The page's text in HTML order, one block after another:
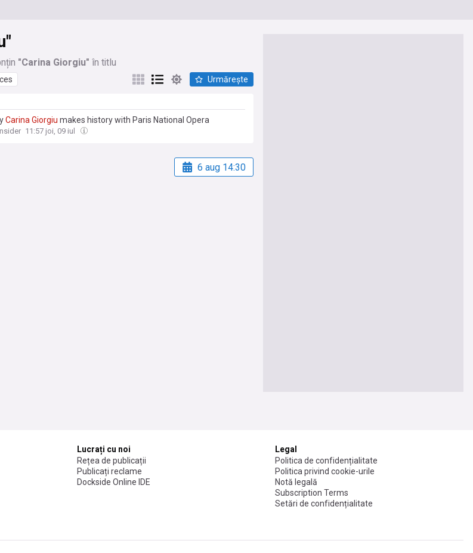
"Carina Giorgiu" în titlu
Urmărește
Carina Giorgiu makes history with Paris National Opera
11:57 joi, 09 iul
6 aug 14:30
Lucrați cu noi
Rețea de publicații
Publicați reclame
Dockside Online IDE
Legal
Politica de confidențialitate
Politica privind cookie-urile
Notă legală
Subscription Terms
Setări de confidențialitate